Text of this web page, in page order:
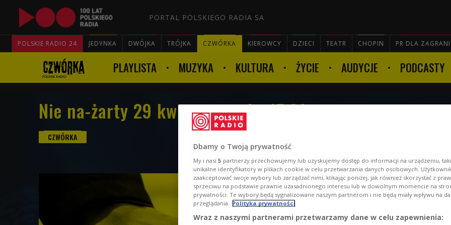
PORTAL POLSKIEGO RADIA SA
POLSKIE RADIO 24 JEDYNKA DWÓJKA TRÓJKA CZWÓRKA KIEROWCY DZIECI TEATR CHOPIN PR DLA

PLAYLISTA MUZYKA KULTURA ŻYCIE AUDYCJE PODCASTY
Nie na-żarty 29 kwietnia godz. 17:01
Dbamy o Twoją prywatność
My i nasi 5 partnerzy przechowujemy lub uzyskujemy dostęp do informacji na urządzeniu,
unikalne identyfikatory w plikach cookie w celu przetwarzania danych osobowych.
zaakceptować swoje wybory lub zarządzać nimi, klikając poniżej, jak również skorzystać z
sprzeciwu na podstawie prawnie uzasadnionego interesu lub w dowolnym momencie na
prywatności. Te wybory będą sygnalizowane naszym partnerom i nie będą miały wpływu na
przeglądania.
Polityka prywatności
Wraz z naszymi partnerami przetwarzamy dane w celu zapewnienia: